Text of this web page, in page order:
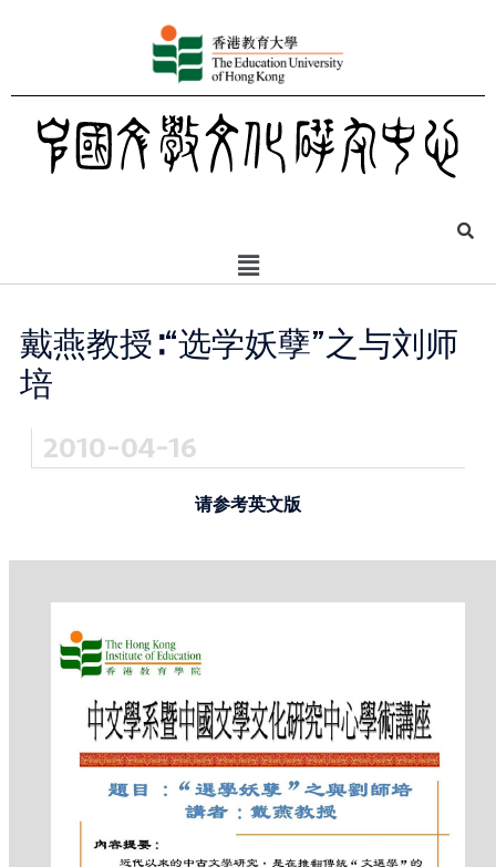
戴燕教授∶“选学妖孽”之与刘师
培
2010-04-16
请参考英文版